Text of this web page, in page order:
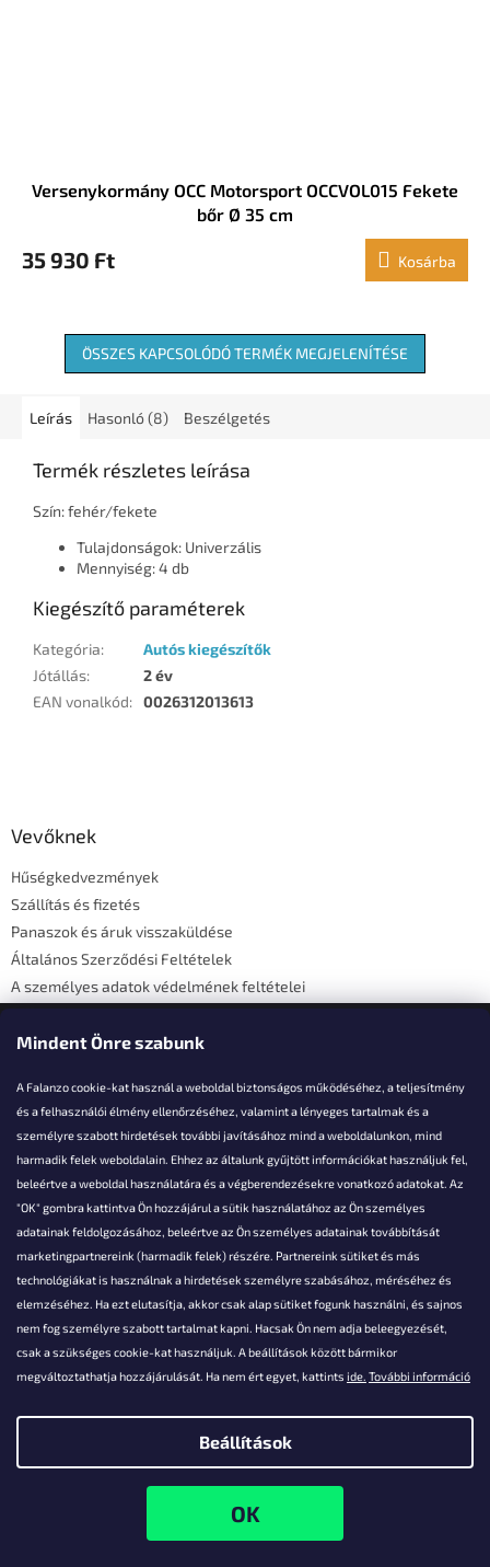
Mindent Önre szabunk
A Falanzo cookie-kat használ a weboldal biztonságos működéséhez, a teljesítmény
és a felhasználói élmény ellenőrzéséhez, valamint a lényeges tartalmak és a
személyre szabott hirdetések további javításához mind a weboldalunkon, mind
harmadik felek weboldalain. Ehhez az általunk gyűjtött információkat használjuk fel,
beleértve a weboldal használatára és a végberendezésekre vonatkozó adatokat. Az
"OK" gombra kattintva Ön hozzájárul a sütik használatához az Ön személyes
adatainak feldolgozásához, beleértve az Ön személyes adatainak továbbítását
marketingpartnereink (harmadik felek) részére. Partnereink sütiket és más
technológiákat is használnak a hirdetések személyre szabásához, méréséhez és
elemzéséhez. Ha ezt elutasítja, akkor csak alap sütiket fogunk használni, és sajnos
nem fog személyre szabott tartalmat kapni. Hacsak Ön nem adja beleegyezését,
csak a szükséges cookie-kat használjuk. A beállítások között bármikor
megváltoztathatja hozzájárulását. Ha nem ért egyet, kattints ide. További információ
Beállítások
Versenykormány OCC Motorsport OCCVOL015 Fekete
bőr Ø 35 cm
35 930 Ft Kosárba
ÖSSZES KAPCSOLÓDÓ TERMÉK MEGJELENÍTÉSE
Leírás Hasonló (8) Beszélgetés
Termék részletes leírása
Szín: fehér/fekete
Tulajdonságok: Univerzális
Mennyiség: 4 db
Kiegészítő paraméterek
Kategória:
Autós kiegészítők
Jótállás:
2 év
EAN vonalkód: 0026312013613
Vevőknek
Hűségkedvezmények
Szállítás és fizetés
Panaszok és áruk visszaküldése
Általános Szerződési Feltételek
A személyes adatok védelmének feltételei
Elérhetőségi adatok
Akarsz kérdezni valamit?
info@falanzo.hu
Falanzo.hu. Minden jog fenntartva.